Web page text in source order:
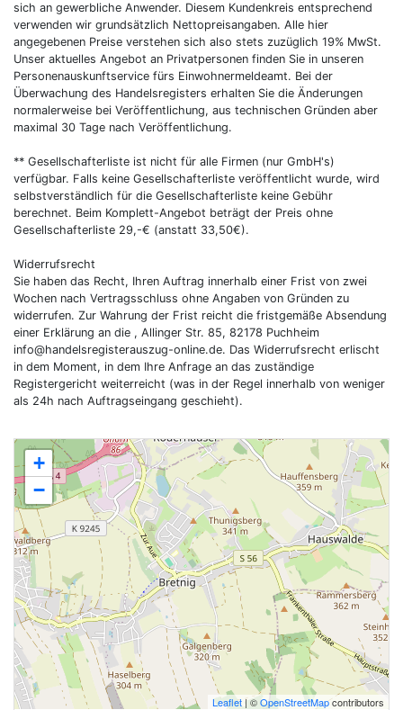
+
−
Leaflet | ©OpenStreetMapcontributors
sich an gewerbliche Anwender. Diesem Kundenkreis entsprechend
verwenden wir grundsätzlich Nettopreisangaben. Alle hier
angegebenen Preise verstehen sich also stets zuzüglich 19% MwSt.
Unser aktuelles Angebot an Privatpersonen finden Sie in unseren
Personenauskunftservice fürs Einwohnermeldeamt. Bei der
Überwachung des Handelsregisters erhalten Sie die Änderungen
normalerweise bei Veröffentlichung, aus technischen Gründen aber
maximal 30 Tage nach Veröffentlichung.
** Gesellschafterliste ist nicht für alle Firmen (nur GmbH's)
verfügbar. Falls keine Gesellschafterliste veröffentlicht wurde, wird
selbstverständlich für die Gesellschafterliste keine Gebühr
berechnet. Beim Komplett-Angebot beträgt der Preis ohne
Gesellschafterliste 29,-€ (anstatt 33,50€).
Widerrufsrecht
Sie haben das Recht, Ihren Auftrag innerhalb einer Frist von zwei
Wochen nach Vertragsschluss ohne Angaben von Gründen zu
widerrufen. Zur Wahrung der Frist reicht die fristgemäße Absendung
einer Erklärung an die , Allinger Str. 85, 82178 Puchheim
info@handelsregisterauszug-online.de. Das Widerrufsrecht erlischt
in dem Moment, in dem Ihre Anfrage an das zuständige
Registergericht weiterreicht (was in der Regel innerhalb von weniger
als 24h nach Auftragseingang geschieht).